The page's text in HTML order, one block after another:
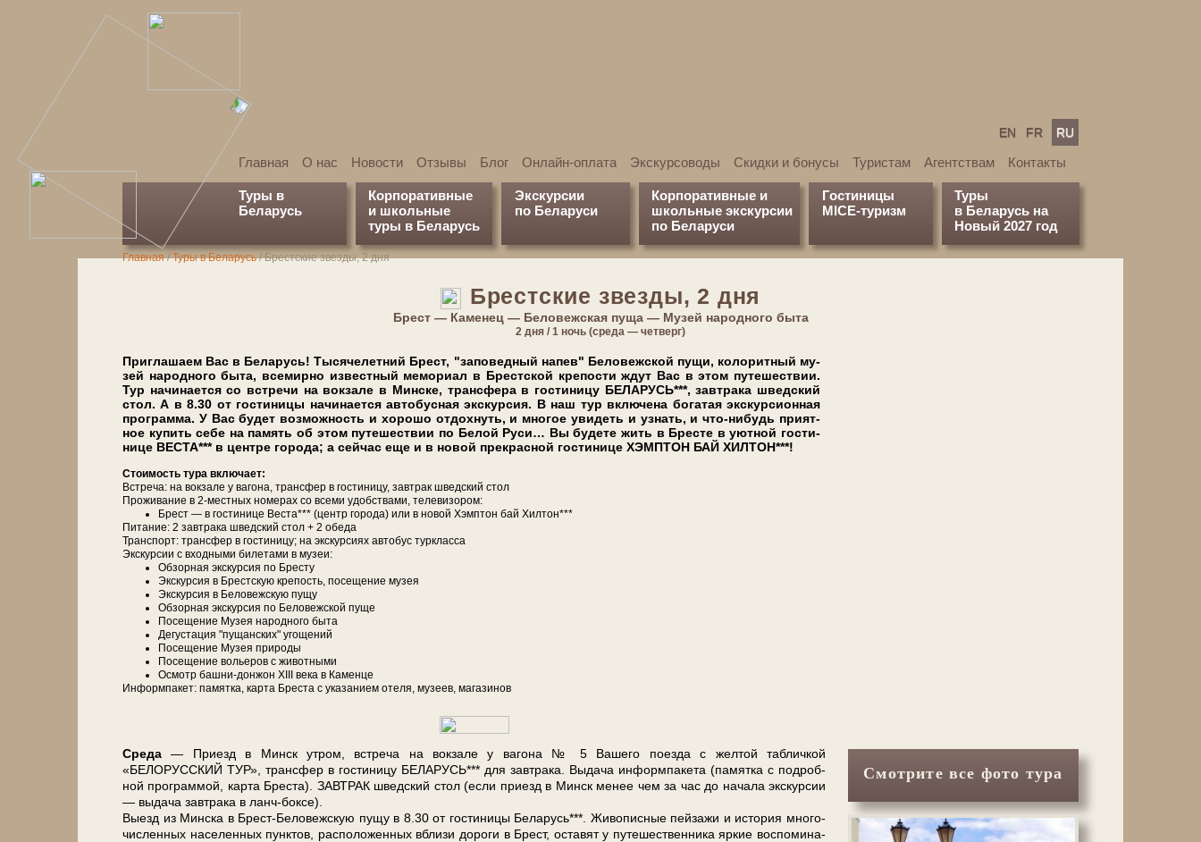
EN FR RU
Главная О нас Новости Отзывы Блог Онлайн-оплата Экскурсоводы Скидки и бонусы Туристам Агентствам Контакты
Туры в
Беларусь
Корпоративные
и школьные
туры в Беларусь
Экскурсии
по Беларуси
Корпоративные и
школьные экскурсии
по Беларуси
Гостиницы
MICE-туризм
Туры
в Беларусь на
Новый 2027 год
Главная/Туры в Беларусь/Брестские звезды, 2 дня
Брестские звезды, 2 дня
Брест — Каменец — Беловежская пуща — Музей народного быта
2 дня / 1 ночь (среда — четверг)
Приглашаем Вас в Бе­ла­русь! Тысячелетний Брест, "заповедный на­пев" Бе­ло­веж­ской пу­щи, ко­ло­рит­ный му­
зей на­род­но­го бы­та, все­мир­но из­вест­ный ме­мо­ри­ал в Брест­ской кре­по­сти ждут Вас в этом пу­те­ше­ствии.
Тур на­чи­на­ет­ся со встре­чи на вок­за­ле в Мин­ске, транс­фе­ра в го­сти­ни­цу БЕЛАРУСЬ***, зав­тра­ка швед­ский
стол. А в 8.30 от го­сти­ни­цы на­чи­на­ет­ся ав­то­бус­ная экскурсия. В наш тур вклю­че­на бо­га­тая экс­кур­си­он­ная
про­грам­ма. У Вас бу­дет воз­мож­ность и хо­ро­шо от­дох­нуть, и мно­гое уви­деть и узнать, и что-нибудь при­ят­
ное ку­пить се­бе на па­мять об этом пу­те­ше­ствии по Бе­лой Ру­си… Вы бу­де­те жить в Бре­сте в уютной го­сти­
ни­це ВЕСТА*** в цен­тре го­ро­да; а сей­час еще и в но­вой прекрасной го­сти­ни­це ХЭМПТОН БАЙ ХИЛТОН***!
Сто­и­мость ту­ра вклю­ча­ет:
Встреча: на вок­за­ле у ва­го­на, транс­фер в го­сти­ни­цу, завтрак швед­ский стол
Про­жи­ва­ние в 2-местных но­ме­рах со все­ми удоб­ства­ми, те­ле­ви­зо­ром:
Брест — в го­сти­ни­це Веста*** (центр го­ро­да) или в но­вой Хэмптон бай Хилтон***
Питание: 2 зав­тра­ка швед­ский стол + 2 обе­да
Транс­порт: транс­фер в го­сти­ни­цу; на экс­кур­си­ях ав­то­бус турк­лас­са
Экскурсии с вход­ны­ми би­ле­та­ми в му­зеи:
Об­зор­ная экскурсия по Бре­сту
Экс­кур­сия в Брестскую кре­пость, посещение му­зея
Экс­кур­сия в Бе­ло­веж­скую пу­щу
Об­зор­ная экскурсия по Бе­ло­веж­ской пуще
По­се­ще­ние Музея на­род­но­го бы­та
Де­гу­ста­ция "пущанских" угощений
По­се­ще­ние Музея при­ро­ды
По­се­ще­ние во­лье­ров с жи­вот­ны­ми
Осмотр башни-донжон ХІІІ ве­ка в Каменце
Ин­форм­па­кет: па­мят­ка, кар­та Бре­ста с ука­за­ни­ем оте­ля, му­зеев, ма­га­зи­нов
Сре­да — При­езд в Минск утром, встре­ча на вок­за­ле у ва­го­на № 5 Ва­ше­го по­ез­да с жел­той таб­лич­кой
«БЕЛОРУССКИЙ ТУР», транс­фер в го­сти­ни­цу БЕЛАРУСЬ*** для зав­тра­ка. Вы­да­ча ин­форм­па­ке­та (па­мят­ка с по­дроб­
ной про­грам­мой, кар­та Бре­ста). ЗАВ­ТРАК швед­ский стол (ес­ли приезд в Минск ме­нее чем за час до на­ча­ла экс­кур­сии
— выдача зав­тра­ка в ланч-боксе).
Выезд из Мин­ска в Брест-Беловежскую пу­щу в 8.30 от го­сти­ни­цы Бе­ла­русь***. Живописные пей­за­жи и ис­то­рия мно­го­
чис­лен­ных на­се­лен­ных пунк­тов, рас­по­ло­жен­ных вбли­зи до­ро­ги в Брест, оста­вят у пу­те­ше­ствен­ни­ка яр­кие воспо­ми­на­
Смотрите все фото тура